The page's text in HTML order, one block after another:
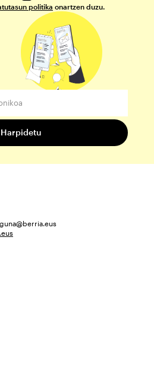
politika onartzen duzu.